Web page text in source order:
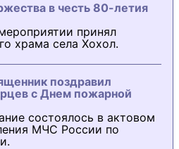
в честь 80-летия
принял
храма села Хохол.
поздравил
с Днем пожарной
состоялось в актовом
МЧС России по